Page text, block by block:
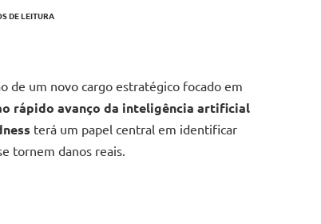
DE LEITURA
de um novo cargo estratégico focado em
rápido avanço da inteligência artificial
terá um papel central em identificar
tornem danos reais.